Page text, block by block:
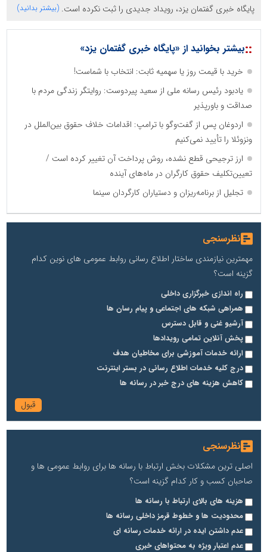
پایگاه خبری گفتمان یزد، رویداد جدیدی را ثبت نکرده است. (بیشتر بدانید)
::بیشتر بخوانید از «پایگاه خبری گفتمان یزد»
خرید با قیمت روز یا سهمیه ثابت: انتخاب با شماست!
یادبود رئیس رسانه ملی از سعید پیردوست: روایتگر زندگی مردم با
صداقت و باورپذیر
اردوغان پس از گفت‌وگو با ترامپ: اقدامات خلاف حقوق بین‌الملل در
ونزوئلا را تأیید نمی‌کنیم
ارز ترجیحی قطع نشده، روش پرداخت آن تغییر کرده است /
تعیین‌تکلیف حقوق کارگران در ماه‌های آینده
تجلیل از برنامه‌ریزان و دستیاران کارگردان سینما
نظرسنجی
مهمترین نیازمندی ساختار اطلاع رسانی روابط عمومی های نوین کدام
گزینه است؟
راه اندازی خبرگزاری داخلی
همراهی شبکه های اجتماعی و پیام رسان ها
آرشیو غنی و قابل دسترس
پخش آنلاین تمامی رویدادها
ارائه خدمات آموزشی برای مخاطیان هدف
درج کلیه خدمات اطلاع رسانی در بستر اینترنت
کاهش هزینه های درج خبر در رسانه ها
نظرسنجی
اصلی ترین مشکلات بخش ارتباط با رسانه ها برای روابط عمومی ها و
صاحبان کسب و کار کدام گزینه است؟
هزینه های بالای ارتباط با رسانه ها
محدودیت ها و خطوط قرمز داخلی رسانه ها
عدم داشتن ایده در ارائه خدمات رسانه ای
عدم اعتبار ویژه به محتواهای خبری